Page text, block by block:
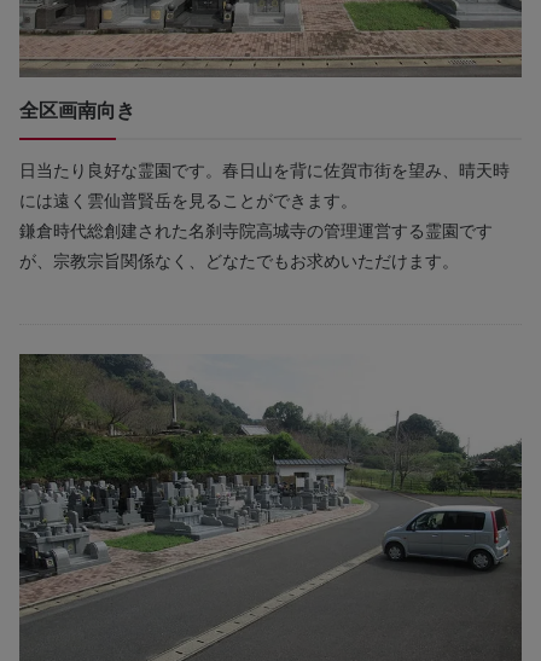
全区画南向き
日当たり良好な霊園です。春日山を背に佐賀市街を望み、晴天時
には遠く雲仙普賢岳を見ることができます。
鎌倉時代総創建された名刹寺院高城寺の管理運営する霊園です
が、宗教宗旨関係なく、どなたでもお求めいただけます。